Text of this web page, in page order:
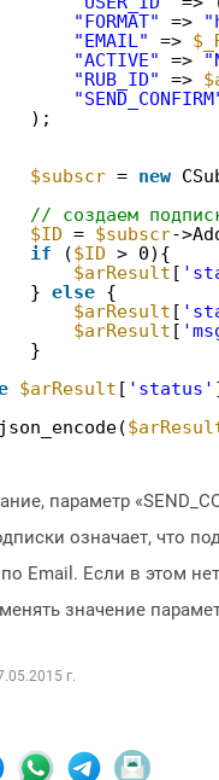
"FORMAT"
=>
"EMAIL"
=>
"ACTIVE"
=>
"RUB_ID"
=>
);
$subscr = new
// создаем
$ID = $subscr-
if
($ID > 0){
$arResult [
} else {
$arResult [
$arResult [
}
$arResult [ 'status'
json_encode(
параметр
означает, что
Email. Если в этом
значение
г.